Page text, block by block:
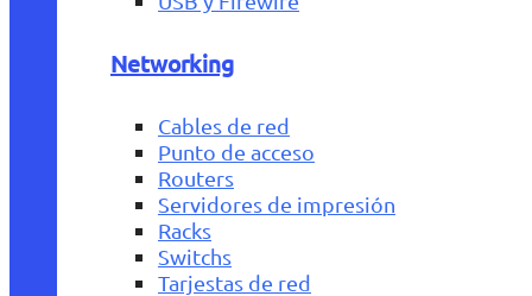
Networking
Cables de red
Punto de acceso
Routers
Servidores de impresión
Racks
Switchs
Tarjestas de red